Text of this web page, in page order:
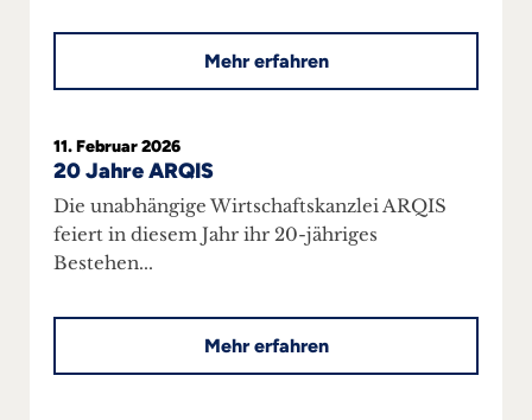
Mehr erfahren
11. Februar 2026
20 Jahre ARQIS
Die unabhängige Wirtschaftskanzlei ARQIS
feiert in diesem Jahr ihr 20-jähriges
Bestehen...
Mehr erfahren